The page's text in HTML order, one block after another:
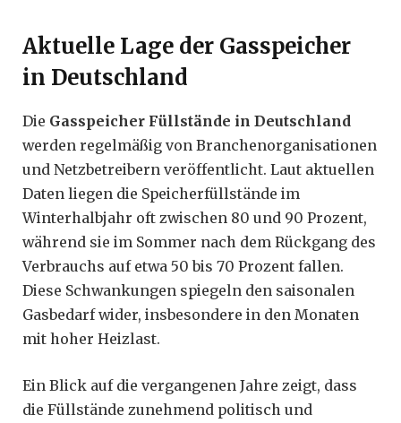
Aktuelle Lage der Gasspeicher
in Deutschland
Die Gasspeicher Füllstände in Deutschland
werden regelmäßig von Branchenorganisationen
und Netzbetreibern veröffentlicht. Laut aktuellen
Daten liegen die Speicherfüllstände im
Winterhalbjahr oft zwischen 80 und 90 Prozent,
während sie im Sommer nach dem Rückgang des
Verbrauchs auf etwa 50 bis 70 Prozent fallen.
Diese Schwankungen spiegeln den saisonalen
Gasbedarf wider, insbesondere in den Monaten
mit hoher Heizlast.
Ein Blick auf die vergangenen Jahre zeigt, dass
die Füllstände zunehmend politisch und